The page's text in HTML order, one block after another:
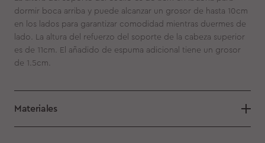
dormir boca arriba y puede alcanzar un grosor de hasta 10cm
en los lados para garantizar comodidad mientras duermes de
lado. La altura del refuerzo del soporte de la cabeza superior
es de 11cm. El añadido de espuma adicional tiene un grosor
de 1.5cm.
Materiales